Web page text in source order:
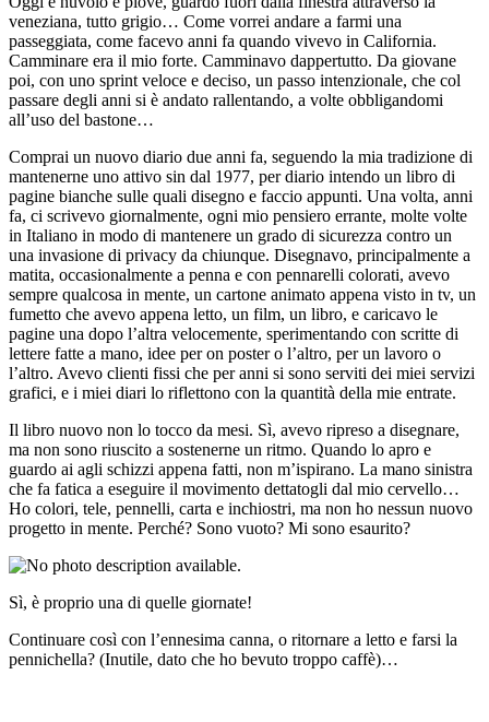
veneziana, tutto grigio… Come vorrei andare a farmi una
passeggiata, come facevo anni fa quando vivevo in California.
Camminare era il mio forte. Camminavo dappertutto. Da giovane
poi, con uno sprint veloce e deciso, un passo intenzionale, che col
passare degli anni si è andato rallentando, a volte obbligandomi
all’uso del bastone…
Comprai un nuovo diario due anni fa, seguendo la mia tradizione di
mantenerne uno attivo sin dal 1977, per diario intendo un libro di
pagine bianche sulle quali disegno e faccio appunti. Una volta, anni
fa, ci scrivevo giornalmente, ogni mio pensiero errante, molte volte
in Italiano in modo di mantenere un grado di sicurezza contro un
una invasione di privacy da chiunque. Disegnavo, principalmente a
matita, occasionalmente a penna e con pennarelli colorati, avevo
sempre qualcosa in mente, un cartone animato appena visto in tv, un
fumetto che avevo appena letto, un film, un libro, e caricavo le
pagine una dopo l’altra velocemente, sperimentando con scritte di
lettere fatte a mano, idee per on poster o l’altro, per un lavoro o
l’altro. Avevo clienti fissi che per anni si sono serviti dei miei servizi
grafici, e i miei diari lo riflettono con la quantità della mie entrate.
Il libro nuovo non lo tocco da mesi. Sì, avevo ripreso a disegnare,
ma non sono riuscito a sostenerne un ritmo. Quando lo apro e
guardo ai agli schizzi appena fatti, non m’ispirano. La mano sinistra
che fa fatica a eseguire il movimento dettatogli dal mio cervello…
Ho colori, tele, pennelli, carta e inchiostri, ma non ho nessun nuovo
progetto in mente. Perché? Sono vuoto? Mi sono esaurito?
Sì, è proprio una di quelle giornate!
Continuare così con l’ennesima canna, o ritornare a letto e farsi la
pennichella? (Inutile, dato che ho bevuto troppo caffè)…